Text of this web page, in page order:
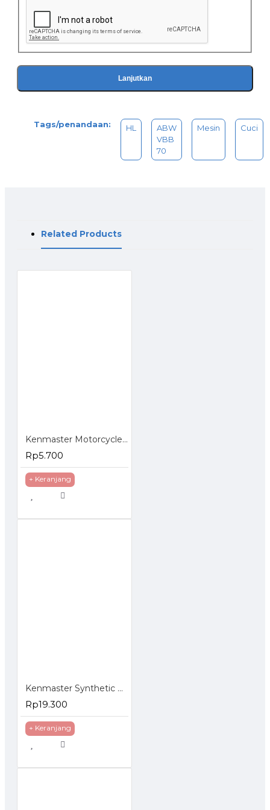
Lanjutkan
Tags/penandaan: HL
ABW
VBB
70
Mesin Cuci
Related Products
Kenmaster Motorcycle Wash Sponge - Busa Pencuci Motor 2 Pcs
Rp5.700
+ Keranjang
Kenmaster Synthetic Cloth Plas Chamois Kanebo
Rp19.300
+ Keranjang